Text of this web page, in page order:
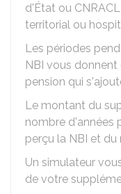
d'État ou CNRACL
territorial ou
Les périodes
NBI vous
pension qui
Le montant du
nombre d'années
perçu la NBI et
Un simulateur
de votre